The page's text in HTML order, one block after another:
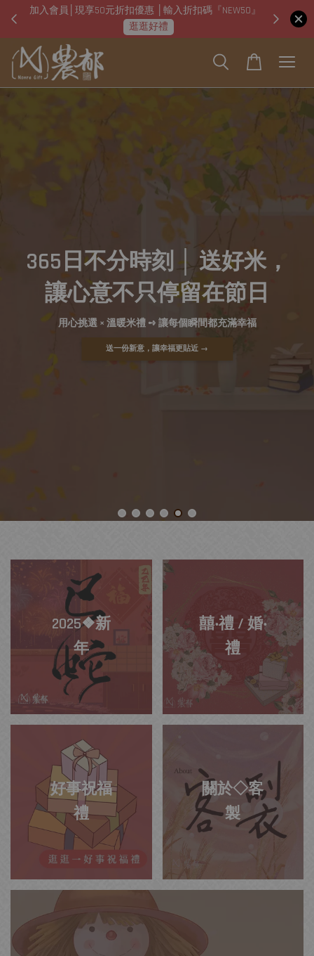
加入會員│現享50元折扣優惠 │輸入折扣碼『NEW50』
逛逛好禮
即日
365日不分時刻 │ 送好米，
讓心意不只停留在節日
用心挑選 × 溫暖米禮 ➺ 讓每個瞬間都充滿幸福
送一份新意，讓幸福更貼近 →
2025❖新
年
囍‧禮 / 婚‧
禮
好事祝福
禮
關於◇客
製